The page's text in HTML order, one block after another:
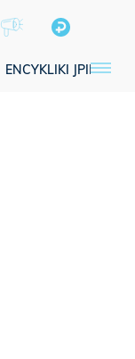
ENCYKLIKI JPII